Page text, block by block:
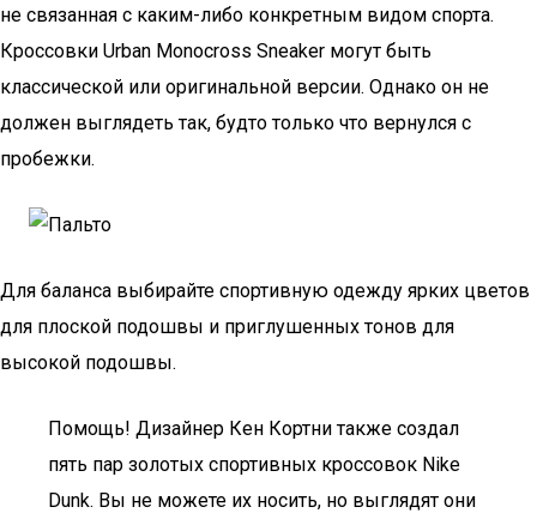
не связанная с каким-либо конкретным видом спорта.
Кроссовки Urban Monocross Sneaker могут быть
классической или оригинальной версии. Однако он не
должен выглядеть так, будто только что вернулся с
пробежки.
Для баланса выбирайте спортивную одежду ярких цветов
для плоской подошвы и приглушенных тонов для
высокой подошвы.
Помощь! Дизайнер Кен Кортни также создал
пять пар золотых спортивных кроссовок Nike
Dunk. Вы не можете их носить, но выглядят они